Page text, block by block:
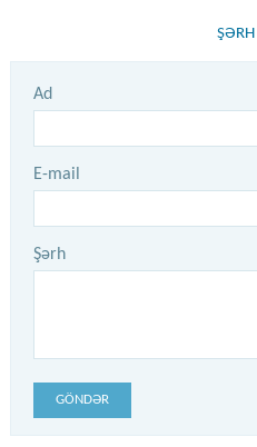
ŞƏRH
Ad
E-mail
Şərh
GÖNDƏR